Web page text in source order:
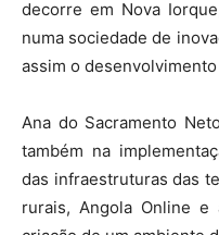
decorre em Nova
numa sociedade de
assim o
Ana do Sacramento
também na
das infraestruturas das
rurais, Angola Online e